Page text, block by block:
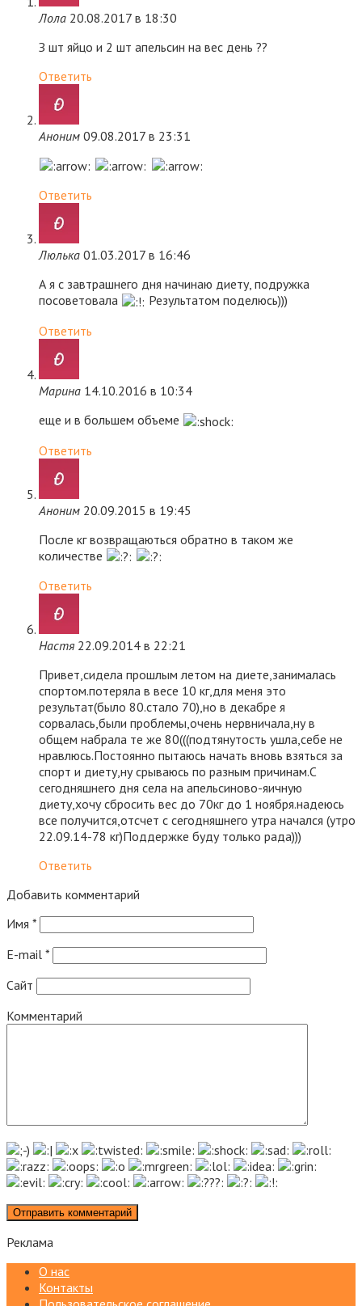
Лола 20.08.2017 в 18:30
З шт яйцо и 2 шт апельсин на вес день ??
Ответить
Аноним 09.08.2017 в 23:31
Ответить
Люлька 01.03.2017 в 16:46
А я с завтрашнего дня начинаю диету, подружка
посоветовала
Результатом поделюсь)))
Ответить
Марина 14.10.2016 в 10:34
еще и в большем объеме
Ответить
Аноним 20.09.2015 в 19:45
После кг возвращаються обратно в таком же
количестве
Ответить
Настя 22.09.2014 в 22:21
Привет,сидела прошлым летом на диете,занималась
спортом.потеряла в весе 10 кг,для меня это
результат(было 80.стало 70),но в декабре я
сорвалась,были проблемы,очень нервничала,ну в
общем набрала те же 80(((подтянутость ушла,себе не
нравлюсь.Постоянно пытаюсь начать вновь взяться за
спорт и диету,ну срываюсь по разным причинам.С
сегодняшнего дня села на апельсиново-яичную
диету,хочу сбросить вес до 70кг до 1 ноября.надеюсь
все получится,отсчет с сегодняшнего утра начался (утро
22.09.14-78 кг)Поддержке буду только рада)))
Ответить
Добавить комментарий
Имя *
E-mail *
Сайт
Комментарий
Реклама
О нас
Контакты